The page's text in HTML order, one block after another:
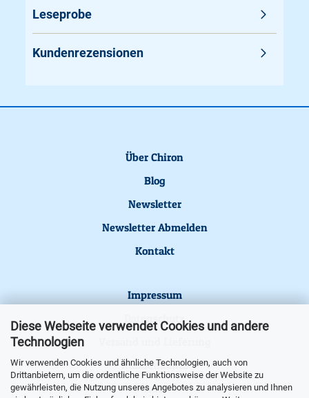
Diese Webseite verwendet Cookies und andere
Technologien
Wir verwenden Cookies und ähnliche Technologien, auch von
Drittanbietern, um die ordentliche Funktionsweise der Website zu
gewährleisten, die Nutzung unseres Angebotes zu analysieren und Ihnen
Leseprobe
Kundenrezensionen
Über Chiron
Blog
Newsletter
Newsletter Abmelden
Kontakt
Impressum
Datenschutz
Kundenkonto
AGB